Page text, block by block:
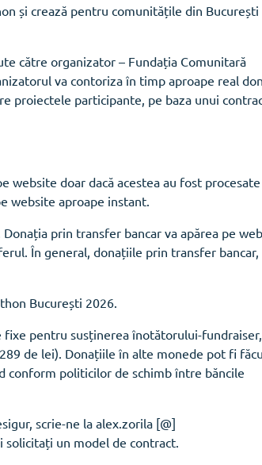
și crează pentru comunitățile din București
către organizator – Fundația Comunitară
va contoriza în timp aproape real
proiectele participante, pe baza unui
website doar dacă acestea au fost procesate
website aproape instant.
prin transfer bancar va apărea pe
În general, donațiile prin transfer bancar,
București 2026.
pentru susținerea înotătorului-
de lei). Donațiile în alte monede pot fi
conform politicilor de schimb între băncile
scrie-ne la alex.zorila [@]
un model de contract.